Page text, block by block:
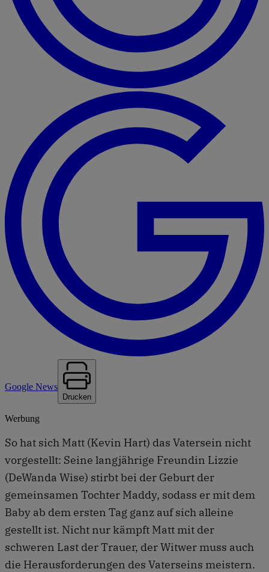
Google News
Drucken
Werbung
So hat sich Matt (Kevin Hart) das Vatersein nicht
vorgestellt: Seine langjährige Freundin Lizzie
(DeWanda Wise) stirbt bei der Geburt der
gemeinsamen Tochter Maddy, sodass er mit dem
Baby ab dem ersten Tag ganz auf sich alleine
gestellt ist. Nicht nur kämpft Matt mit der
schweren Last der Trauer, der Witwer muss auch
die Herausforderungen des Vaterseins meistern.